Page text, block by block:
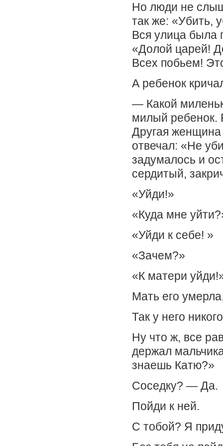
Но люди не
так же: «Убить,
Вся улица была
«Долой царей!
Всех побьем!
А ребенок
— Какой
милый ребенок.
Другая женщина
отвечал: «Не
задумалось и
сердитый,
«Уйди!»
«Куда мне
«Уйди к себе! »
«Зачем?»
«К матери
Мать его
Так у него
Ну что ж, все
держал
знаешь Катю?»
Соседку? — Да.
Пойди к ней.
С тобой? Я